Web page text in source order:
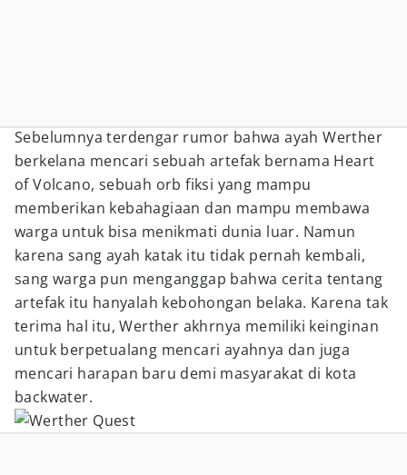
Sebelumnya terdengar rumor bahwa ayah Werther
berkelana mencari sebuah artefak bernama Heart
of Volcano, sebuah orb fiksi yang mampu
memberikan kebahagiaan dan mampu membawa
warga untuk bisa menikmati dunia luar. Namun
karena sang ayah katak itu tidak pernah kembali,
sang warga pun menganggap bahwa cerita tentang
artefak itu hanyalah kebohongan belaka. Karena tak
terima hal itu, Werther akhrnya memiliki keinginan
untuk berpetualang mencari ayahnya dan juga
mencari harapan baru demi masyarakat di kota
backwater.